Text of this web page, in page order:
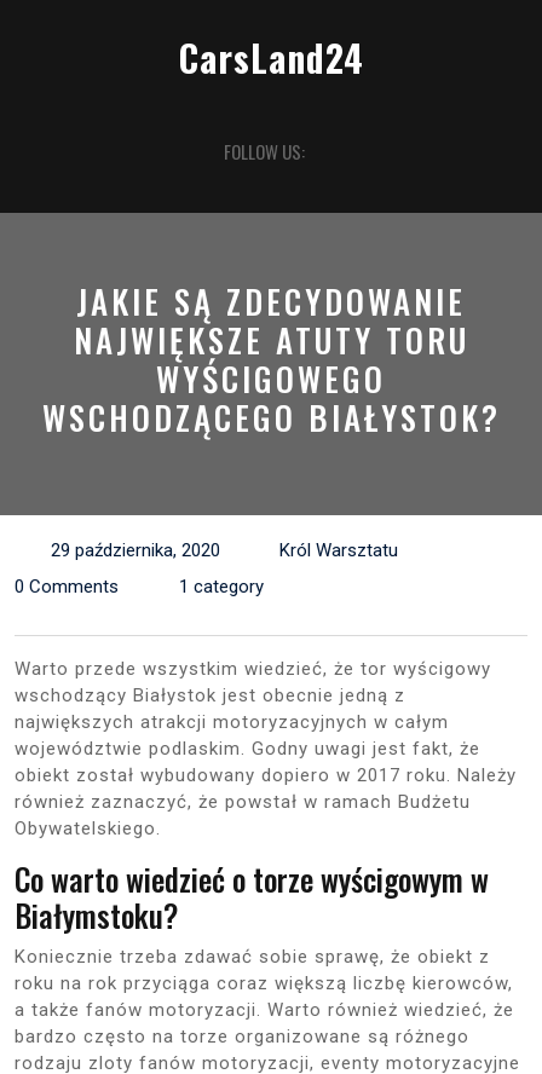
CarsLand24
Button
FOLLOW US:
JAKIE SĄ ZDECYDOWANIE
NAJWIĘKSZE ATUTY TORU
WYŚCIGOWEGO
WSCHODZĄCEGO BIAŁYSTOK?
29 października, 2020
Król Warsztatu
0 Comments
1 category
Warto przede wszystkim wiedzieć, że tor wyścigowy
wschodzący Białystok jest obecnie jedną z
największych atrakcji motoryzacyjnych w całym
województwie podlaskim. Godny uwagi jest fakt, że
obiekt został wybudowany dopiero w 2017 roku. Należy
również zaznaczyć, że powstał w ramach Budżetu
Obywatelskiego.
Co warto wiedzieć o torze wyścigowym w
Białymstoku?
Koniecznie trzeba zdawać sobie sprawę, że obiekt z
roku na rok przyciąga coraz większą liczbę kierowców,
a także fanów motoryzacji. Warto również wiedzieć, że
bardzo często na torze organizowane są różnego
rodzaju zloty fanów motoryzacji, eventy motoryzacyjne